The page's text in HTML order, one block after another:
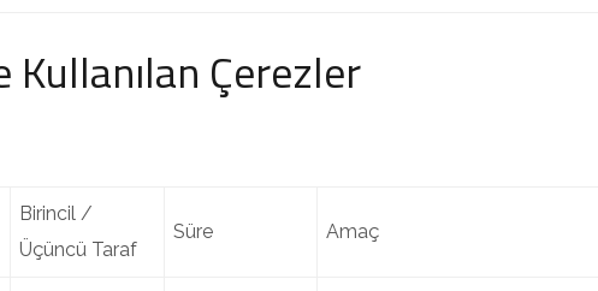
Çerezler
Birincil /
Üçüncü Taraf
Süre Amaç